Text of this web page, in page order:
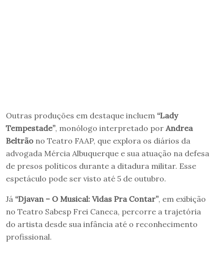
Outras produções em destaque incluem “Lady
Tempestade”, monólogo interpretado por Andrea
Beltrão no Teatro FAAP, que explora os diários da
advogada Mércia Albuquerque e sua atuação na defesa
de presos políticos durante a ditadura militar. Esse
espetáculo pode ser visto até 5 de outubro.
Já “Djavan – O Musical: Vidas Pra Contar”, em exibição
no Teatro Sabesp Frei Caneca, percorre a trajetória
do artista desde sua infância até o reconhecimento
profissional.